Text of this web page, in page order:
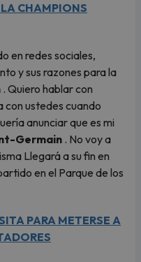
CHAMPIONS
en redes sociales,
y sus razones para la
. Quiero hablar con
con ustedes cuando
anunciar que es mi
Germain. No voy a
Llegará a su fin en
en el Parque de los
PARA METERSE A